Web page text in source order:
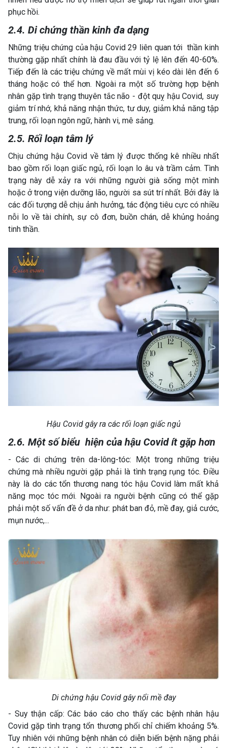
phục hồi.
2.4. Di chứng thần kinh đa dạng
Những triệu chứng của hậu Covid 29 liên quan tới thần kinh
thường gặp nhất chính là đau đầu với tỷ lệ lên đến 40-60%.
Tiếp đến là các triệu chứng về mất mùi vị kéo dài lên đến 6
tháng hoặc có thể hơn. Ngoài ra một số trường hợp bệnh
nhân gặp tình trạng thuyên tắc não - đột quỵ hậu Covid, suy
giảm trí nhớ, khả năng nhận thức, tư duy, giảm khả năng tập
trung, rối loạn ngôn ngữ, hành vi, mê sảng.
2.5. Rối loạn tâm lý
Chịu chứng hậu Covid về tâm lý được thống kê nhiều nhất
bao gồm rối loạn giấc ngủ, rối loạn lo âu và trầm cảm. Tình
trạng này dễ xảy ra với những người già sống một mình
hoặc ở trong viện dưỡng lão, người sa sút trí nhất. Bởi đây là
các đối tượng dễ chịu ảnh hưởng, tác động tiêu cực có nhiều
nỗi lo về tài chính, sự cô đơn, buồn chán, dễ khủng hoảng
tinh thần.
Hậu Covid gây ra các rối loạn giấc ngủ
2.6. Một số biểu hiện của hậu Covid ít gặp hơn
- Các di chứng trên da-lông-tóc: Một trong những triệu
chứng mà nhiều người gặp phải là tình trạng rụng tóc. Điều
này là do các tổn thương nang tóc hậu Covid làm mất khả
năng mọc tóc mới. Ngoài ra người bệnh cũng có thể gặp
phải một số vấn đề ở da như: phát ban đỏ, mề đay, giả cước,
mụn nước,...
Di chứng hậu Covid gây nổi mề đay
- Suy thận cấp: Các báo cáo cho thấy các bệnh nhân hậu
Covid gặp tình trạng tổn thương phổi chỉ chiếm khoảng 5%.
Tuy nhiên với những bệnh nhân có diễn biến bệnh nặng phải